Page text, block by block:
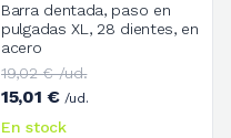
Barra dentada, paso en
pulgadas XL, 28 dientes, en
acero
19,02 € /ud.
15,01 €/ud.
En stock